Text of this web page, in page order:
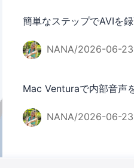
簡単なステップでAVIを
NANA/2026-06-23
Mac Venturaで内部音声
NANA/2026-06-23